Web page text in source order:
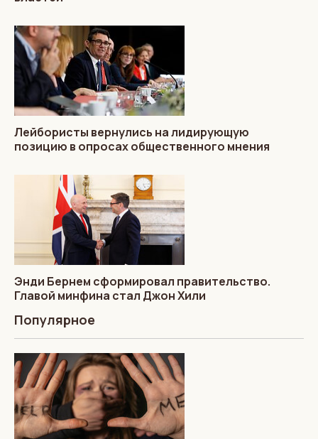
Лейбористы вернулись на лидирующую
позицию в опросах общественного мнения
Энди Бернем сформировал правительство.
Главой минфина стал Джон Хили
Популярное